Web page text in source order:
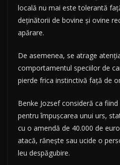
locală nu mai este tolerantă
deţinătorii de bovine şi ovine
apărare.
De asemenea, se atrage
comportamentul speciilor de
pierde frica instinctivă faţă de
Benke Jozsef consideră ca
pentru împuşcarea unui urs,
cu o amendă de 40.000 de
atacă, răneşte sau ucide o
leu despăgubire.